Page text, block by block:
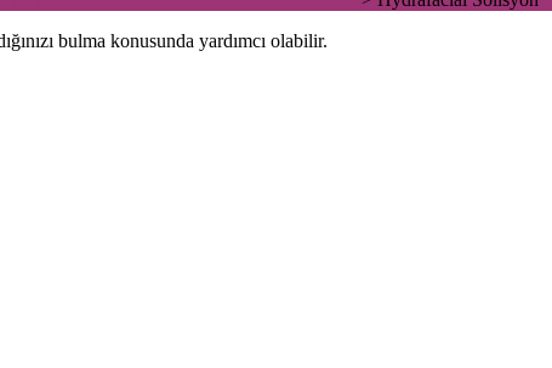
bulma konusunda yardımcı olabilir.